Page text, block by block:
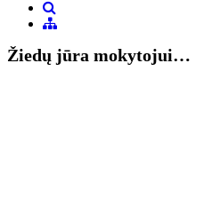
Žiedų jūra mokytojui…